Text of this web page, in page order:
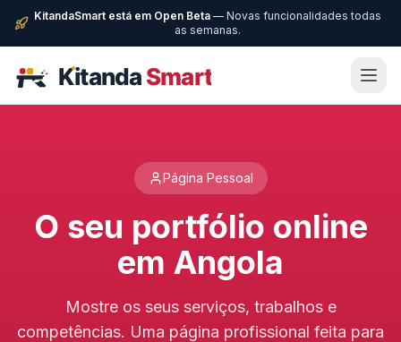
KitandaSmart está em Open Beta — Novas funcionalidades todas
as semanas.
Página Pessoal
O seu portfólio online
em Angola
Mostre os seus serviços, trabalhos e
competências. Uma página profissional feita para